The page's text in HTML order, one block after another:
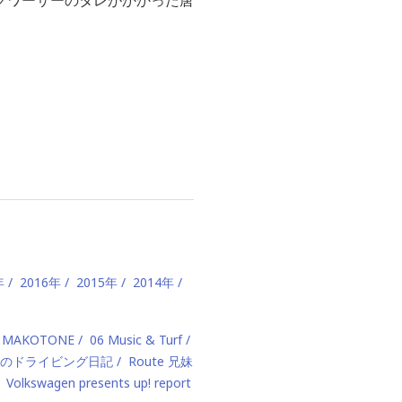
2016年 2015年
2014年
06 Music & Turf
ドライビング日記
Route 兄妹
Volkswagen presents up! report